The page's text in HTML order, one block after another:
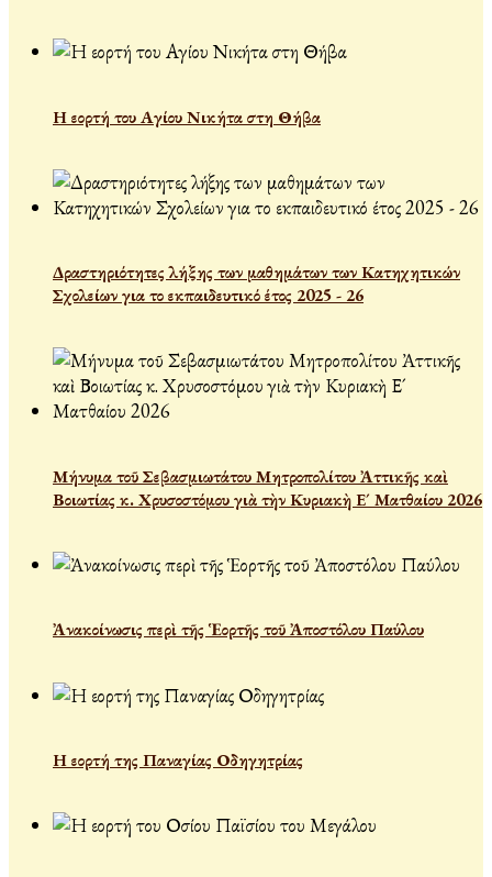
Η εορτή του Αγίου Νικήτα στη Θήβα
Δραστηριότητες λήξης των μαθημάτων των Κατηχητικών
Σχολείων για το εκπαιδευτικό έτος 2025 - 26
Μήνυμα τοῦ Σεβασμιωτάτου Μητροπολίτου Ἀττικῆς καὶ
Βοιωτίας κ. Χρυσοστόμου γιὰ τὴν Κυριακὴ Ε´ Ματθαίου 2026
Ἀνακοίνωσις περὶ τῆς Ἑορτῆς τοῦ Ἀποστόλου Παύλου
Η εορτή της Παναγίας Οδηγητρίας